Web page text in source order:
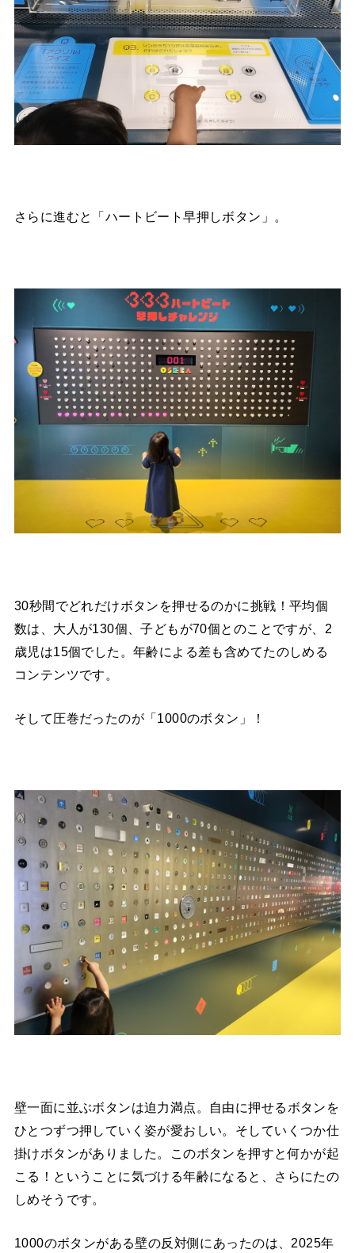
さらに進むと「ハートビート早押しボタン」。
30秒間でどれだけボタンを押せるのかに挑戦！平均個
数は、大人が130個、子どもが70個とのことですが、2
歳児は15個でした。年齢による差も含めてたのしめる
コンテンツです。
そして圧巻だったのが「1000のボタン」！
壁一面に並ぶボタンは迫力満点。自由に押せるボタンを
ひとつずつ押していく姿が愛おしい。そしていくつか仕
掛けボタンがありました。このボタンを押すと何かが起
こる！ということに気づける年齢になると、さらにたの
しめそうです。
1000のボタンがある壁の反対側にあったのは、2025年